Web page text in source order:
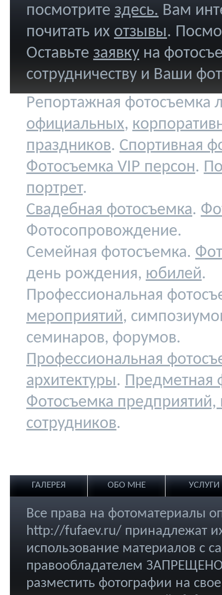
посмотрите здесь. Вам
почитать их отзывы.
Оставьте заявку на
сотрудничеству и Ваши
Репортажная фотосъемка
официальных,
праздников. Спортивная
Фотосъемка VIP персон.
портрет.
Свадебная фотосъемка.
Фотосопровождение.
Семейная фотосъемка.
день рождения, юбилей.
Профессиональная
мероприятий,
семинаров, форумов.
Профессиональная
архитектуры. Предметная
Фотосъемка
сотрудников.
ГАЛЕРЕЯ ОБО МНЕ УСЛУГИ
Все права на фотоматериалы
http://fufaev.ru/ принадлежат
использование материалов с
правообладателем
разместить фотографии на